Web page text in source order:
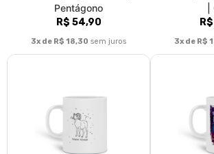
3x de R$ 18,30sem juros
3x de R$